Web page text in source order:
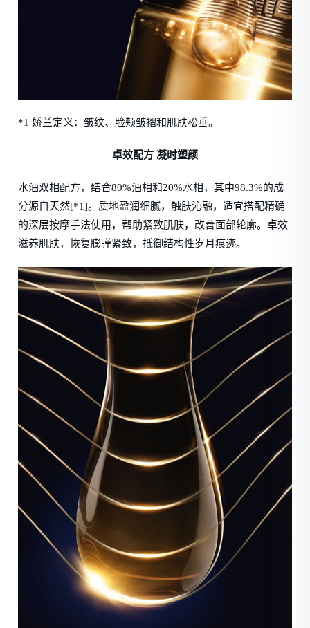
*1 娇兰定义：皱纹、脸颊皱褶和肌肤松垂。
卓效配方 凝时塑颜
水油双相配方，结合80%油相和20%水相，其中98.3%的成
分源自天然[*1]。质地盈润细腻，触肤沁融，适宜搭配精确
的深层按摩手法使用，帮助紧致肌肤，改善面部轮廓。卓效
滋养肌肤，恢复膨弹紧致，抵御结构性岁月痕迹。